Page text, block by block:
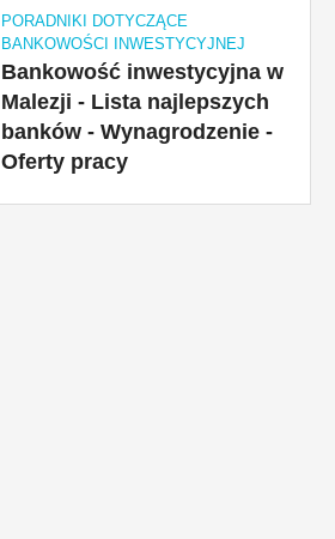
PORADNIKI DOTYCZĄCE
BANKOWOŚCI INWESTYCYJNEJ
Bankowość inwestycyjna w
Malezji - Lista najlepszych
banków - Wynagrodzenie -
Oferty pracy